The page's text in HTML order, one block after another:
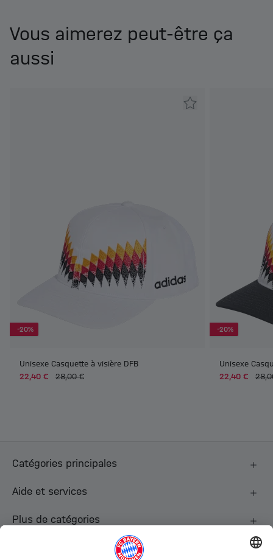
Vous aimerez peut-être ça
aussi
-20%
Unisexe Casquette à visière DFB
22,40 €
28,00 €
-20%
Unisexe
22,40 €
Catégories principales
Aide et services
Plus de catégories